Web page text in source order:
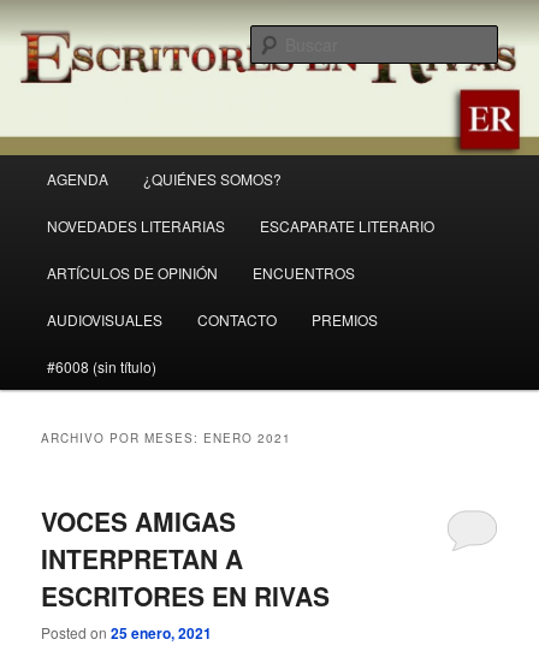
Ir
al
contenido
principal
Ir
al
contenido
secundario
Revista Escritores en Rivas
principal
AGENDA ¿QUIÉNES SOMOS?
NOVEDADES LITERARIAS ESCAPARATE LITERARIO
ARTÍCULOS DE OPINIÓN ENCUENTROS
AUDIOVISUALES CONTACTO PREMIOS
#6008 (sin título)
ARCHIVO POR MESES: ENERO 2021
VOCES AMIGAS
INTERPRETAN A
ESCRITORES EN RIVAS
Posted on25 enero, 2021